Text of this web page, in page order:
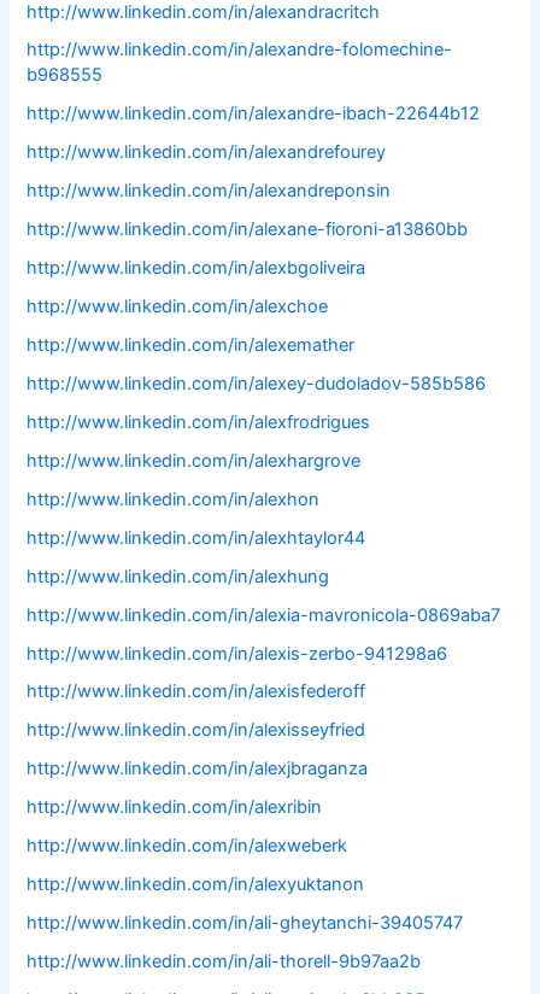
http://www.linkedin.com/in/alexandracritch
http://www.linkedin.com/in/alexandre-folomechine-
b968555
http://www.linkedin.com/in/alexandre-ibach-22644b12
http://www.linkedin.com/in/alexandrefourey
http://www.linkedin.com/in/alexandreponsin
http://www.linkedin.com/in/alexane-fioroni-a13860bb
http://www.linkedin.com/in/alexbgoliveira
http://www.linkedin.com/in/alexchoe
http://www.linkedin.com/in/alexemather
http://www.linkedin.com/in/alexey-dudoladov-585b586
http://www.linkedin.com/in/alexfrodrigues
http://www.linkedin.com/in/alexhargrove
http://www.linkedin.com/in/alexhon
http://www.linkedin.com/in/alexhtaylor44
http://www.linkedin.com/in/alexhung
http://www.linkedin.com/in/alexia-mavronicola-0869aba7
http://www.linkedin.com/in/alexis-zerbo-941298a6
http://www.linkedin.com/in/alexisfederoff
http://www.linkedin.com/in/alexisseyfried
http://www.linkedin.com/in/alexjbraganza
http://www.linkedin.com/in/alexribin
http://www.linkedin.com/in/alexweberk
http://www.linkedin.com/in/alexyuktanon
http://www.linkedin.com/in/ali-gheytanchi-39405747
http://www.linkedin.com/in/ali-thorell-9b97aa2b